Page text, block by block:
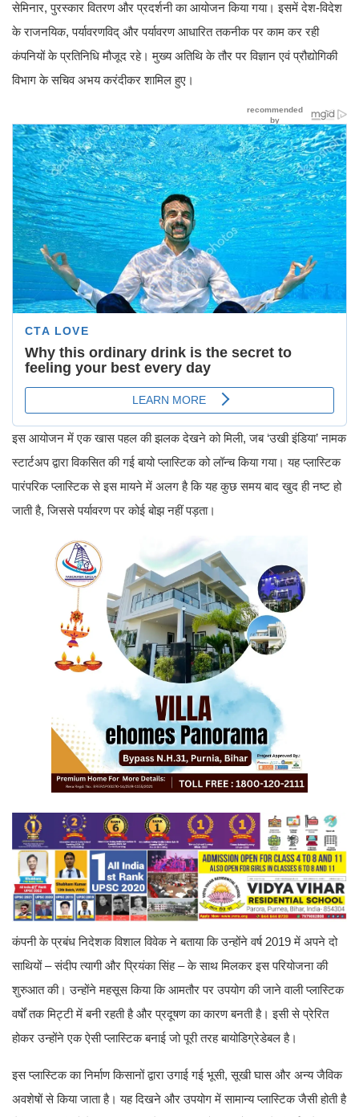
सेमिनार, पुरस्कार वितरण और प्रदर्शनी का आयोजन किया गया। इसमें देश-विदेश
के राजनयिक, पर्यावरणविद् और पर्यावरण आधारित तकनीक पर काम कर रही
कंपनियों के प्रतिनिधि मौजूद रहे। मुख्य अतिथि के तौर पर विज्ञान एवं प्रौद्योगिकी
विभाग के सचिव अभय करंदीकर शामिल हुए।
इस आयोजन में एक खास पहल की झलक देखने को मिली, जब ‘उखी इंडिया’ नामक
स्टार्टअप द्वारा विकसित की गई बायो प्लास्टिक को लॉन्च किया गया। यह प्लास्टिक
पारंपरिक प्लास्टिक से इस मायने में अलग है कि यह कुछ समय बाद खुद ही नष्ट हो
जाती है, जिससे पर्यावरण पर कोई बोझ नहीं पड़ता।
कंपनी के प्रबंध निदेशक विशाल विवेक ने बताया कि उन्होंने वर्ष 2019 में अपने दो
साथियों – संदीप त्यागी और प्रियंका सिंह – के साथ मिलकर इस परियोजना की
शुरुआत की। उन्होंने महसूस किया कि आमतौर पर उपयोग की जाने वाली प्लास्टिक
वर्षों तक मिट्टी में बनी रहती है और प्रदूषण का कारण बनती है। इसी से प्रेरित
होकर उन्होंने एक ऐसी प्लास्टिक बनाई जो पूरी तरह बायोडिग्रेडेबल है।
इस प्लास्टिक का निर्माण किसानों द्वारा उगाई गई भूसी, सूखी घास और अन्य जैविक
अवशेषों से किया जाता है। यह दिखने और उपयोग में सामान्य प्लास्टिक जैसी होती है